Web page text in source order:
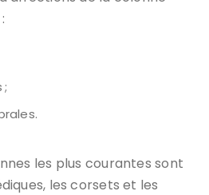
;
les plus courantes sont
les corsets et les